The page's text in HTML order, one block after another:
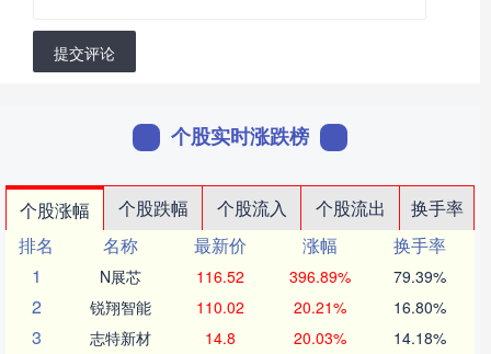
提交评论
个股实时涨跌榜
个股涨幅 个股跌幅 个股流入 个股流出
换手率
排名
名称 最新价 涨幅
换手率
1
N展芯 116.52 396.89% 79.39%
2 锐翔智能 110.02 20.21% 16.80%
3 志特新材 14.8 20.03% 14.18%